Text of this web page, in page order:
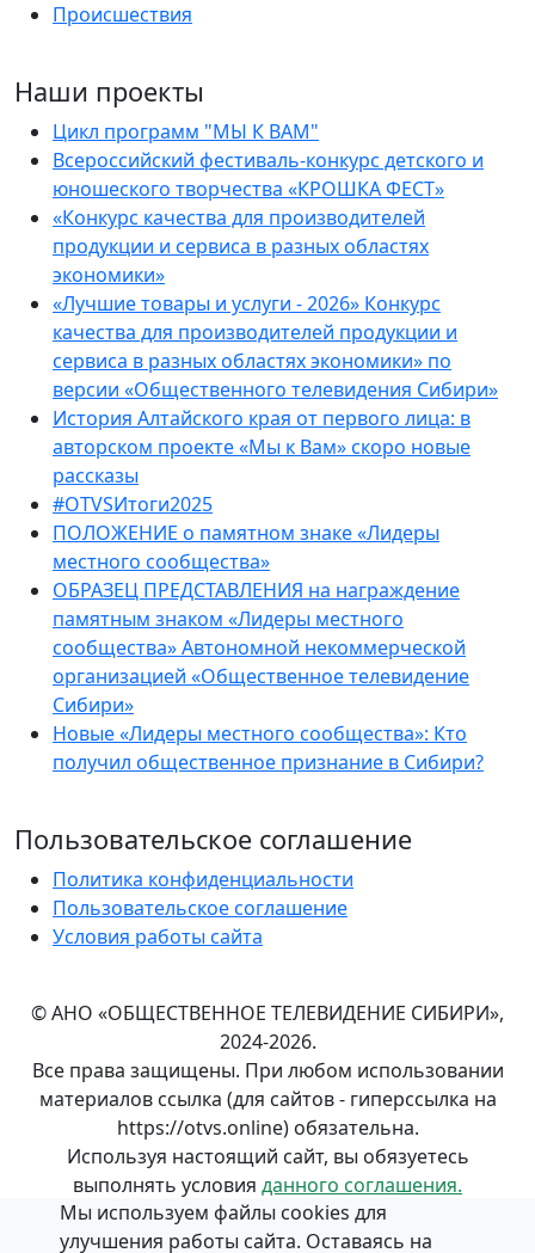
Происшествия
Наши проекты
Цикл программ "МЫ К ВАМ"
Всероссийский фестиваль-конкурс детского и
юношеского творчества «КРОШКА ФЕСТ»
«Конкурс качества для производителей
продукции и сервиса в разных областях
экономики»
«Лучшие товары и услуги - 2026» Конкурс
качества для производителей продукции и
сервиса в разных областях экономики» по
версии «Общественного телевидения Сибири»
История Алтайского края от первого лица: в
авторском проекте «Мы к Вам» скоро новые
рассказы
#OTVSИтоги2025
ПОЛОЖЕНИЕ о памятном знаке «Лидеры
местного сообщества»
ОБРАЗЕЦ ПРЕДСТАВЛЕНИЯ на награждение
памятным знаком «Лидеры местного
сообщества» Автономной некоммерческой
организацией «Общественное телевидение
Сибири»
Новые «Лидеры местного сообщества»: Кто
получил общественное признание в Сибири?
Пользовательское соглашение
Политика конфиденциальности
Пользовательское соглашение
Условия работы сайта
© АНО «ОБЩЕСТВЕННОЕ ТЕЛЕВИДЕНИЕ СИБИРИ»,
2024-2026.
Все права защищены. При любом использовании
материалов ссылка (для сайтов - гиперссылка на
https://otvs.online) обязательна.
Используя настоящий сайт, вы обязуетесь
выполнять условия данного соглашения.
Положение об обработке изащите персональных
данныхв АНО «ОБЩЕСТВЕННОЕ ТЕЛЕВИДЕНИЕ
Мы используем файлы cookies для
улучшения работы сайта. Оставаясь на